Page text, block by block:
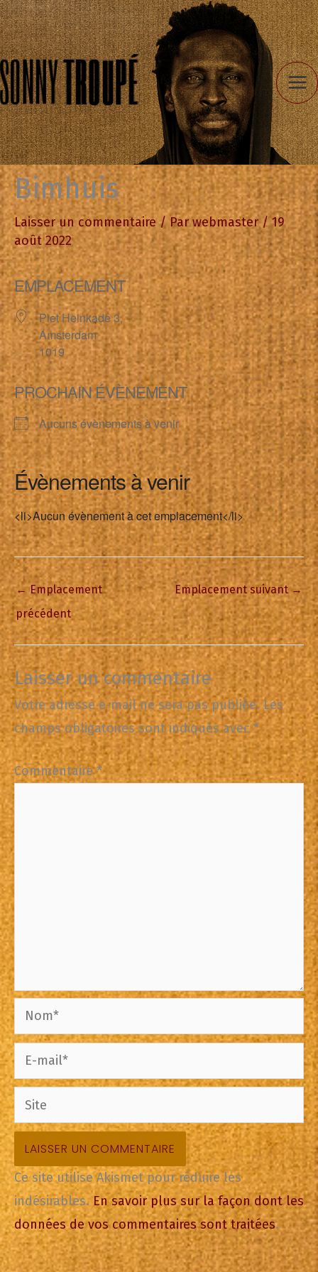
Aller
au
contenu
Bimhuis
Laisser un commentaire / Parwebmaster/19
août 2022
EMPLACEMENT
Piet Heinkade 3,
Amsterdam
1019
PROCHAIN ÉVÈNEMENT
Aucuns évènements à venir
Évènements à venir
<li>Aucun évènement à cet emplacement</li>
←Emplacement
précédent
Emplacement suivant→
Laisser un commentaire
Votre adresse e-mail ne sera pas publiée. Les
champs obligatoires sont indiqués avec*
Commentaire*
Nom*
mail*
Site
Ce site utilise Akismet pour réduire les
indésirables.En savoir plus sur la façon dont les
données de vos commentaires sont traitées.